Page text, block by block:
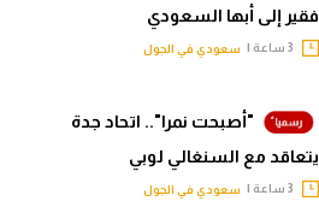
فقير إلى أبها السعودي
سعودي في الجول
"أصبحت نمرا".. اتحاد جدة
يتعاقد مع السنغالي لوبي
سعودي في الجول